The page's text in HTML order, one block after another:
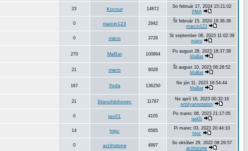
23 Kocour 14872
So február 17, 2024 15:21:02
PMA
0 marcin123 2942
Št február 15, 2024 18:36:36
marcin123
0 miero 3728
St september 06, 2023 11:02:39
miero
270 MaBat 100864
Po august 28, 2023 18:37:38
MaBat
21 miero 9028
Št august 10, 2023 08:28:52
MaBat
167 Yoda 136250
Ne jún 11, 2023 16:54:44
MaBat
21 Stanohlohovec 11787
Ne apríl 16, 2023 00:32:16
entityannotation
0 jao01 4105
Po marec 06, 2023 21:17:05
jao01
14 htpc 6585
Pi marec 03, 2023 20:44:10
htpc
0 acnhstone 4897
So október 29, 2022 08:29:57
acnhstone